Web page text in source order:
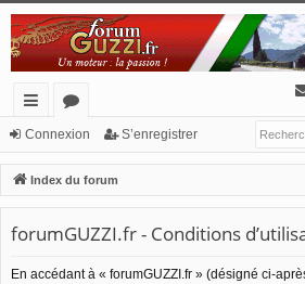
cc
ès
ra
pi
de
or
u
m
s
Connexion S’enregistrer
Index du forum
forumGUZZI.fr - Conditions
En accédant à « forumGUZZI.fr » (désigné ci-